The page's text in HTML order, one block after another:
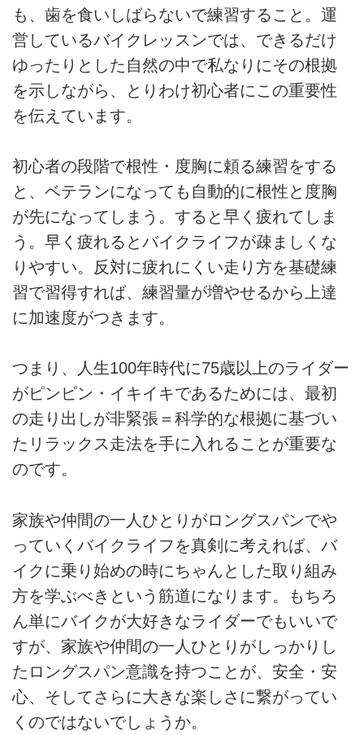
も、歯を食いしばらないで練習すること。運
営しているバイクレッスンでは、できるだけ
ゆったりとした自然の中で私なりにその根拠
を示しながら、とりわけ初心者にこの重要性
を伝えています。
初心者の段階で根性・度胸に頼る練習をする
と、ベテランになっても自動的に根性と度胸
が先になってしまう。すると早く疲れてしま
う。早く疲れるとバイクライフが疎ましくな
りやすい。反対に疲れにくい走り方を基礎練
習で習得すれば、練習量が増やせるから上達
に加速度がつきます。
つまり、人生100年時代に75歳以上のライダー
がピンピン・イキイキであるためには、最初
の走り出しが非緊張＝科学的な根拠に基づい
たリラックス走法を手に入れることが重要な
のです。
家族や仲間の一人ひとりがロングスパンでや
っていくバイクライフを真剣に考えれば、バ
イクに乗り始めの時にちゃんとした取り組み
方を学ぶべきという筋道になります。もちろ
ん単にバイクが大好きなライダーでもいいで
すが、家族や仲間の一人ひとりがしっかりし
たロングスパン意識を持つことが、安全・安
心、そしてさらに大きな楽しさに繋がってい
くのではないでしょうか。